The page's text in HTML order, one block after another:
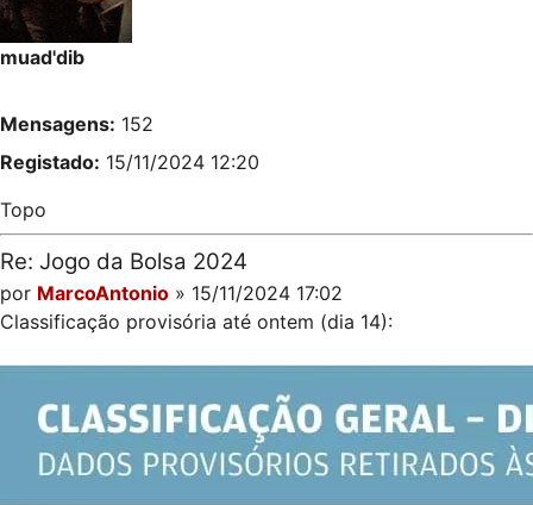
muad'dib
Mensagens: 152
Registado: 15/11/2024 12:20
Topo
Re: Jogo da Bolsa 2024
por MarcoAntonio » 15/11/2024 17:02
Classificação provisória até ontem (dia 14):